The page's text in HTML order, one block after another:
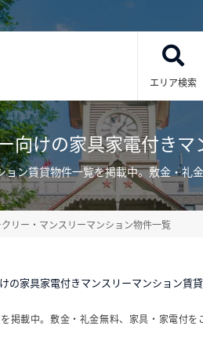
エリア検索
向けの家具家電付き
ン賃貸物件一覧を掲載中。敷金・礼
リー・マンスリーマンション物件一覧
の家具家電付きマンスリーマンション賃
載中。敷金・礼金無料、家具・家電付を